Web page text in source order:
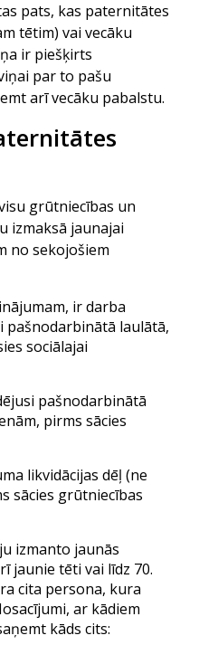
pats, kas paternitātes
tētim) vai vecāku
ir piešķirts
par to pašu
arī vecāku pabalstu.
grūtniecības un
izmaksā jaunajai
no sekojošiem
ir darba
pašnodarbinātā laulātā,
sociālajai
pašnodarbinātā
pirms sācies
likvidācijas dēļ (ne
sācies grūtniecības
izmanto jaunās
jaunie tēti vai līdz 70.
cita persona, kura
ar kādiem
kāds cits: